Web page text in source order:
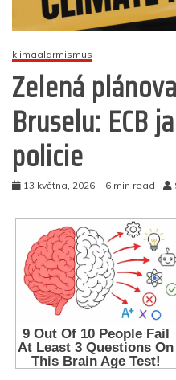
klimaalarmismus
Zelená
Bruselu: ECB
policie
13 května, 2026 6 min read